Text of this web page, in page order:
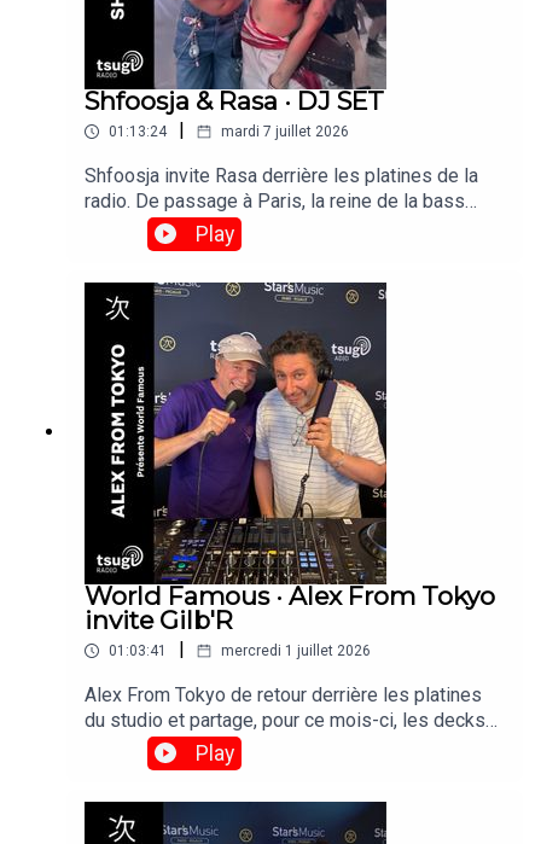
Shfoosja & Rasa · DJ SET
01:13:24 mardi 7 juillet 2026
Shfoosja invite Rasa derrière les platines de la
radio. De passage à Paris, la reine de la bass
music de Bangalore, s'impose comme l'une des
DJ indiennes les plus en vue à l'international.
Play
World Famous · Alex From Tokyo
invite Gilb'R
01:03:41 mercredi 1 juillet 2026
Alex From Tokyo de retour derrière les platines
du studio et partage, pour ce mois-ci, les decks
avec Gilb'r, DJ et fondateur du label Versatile.
Play